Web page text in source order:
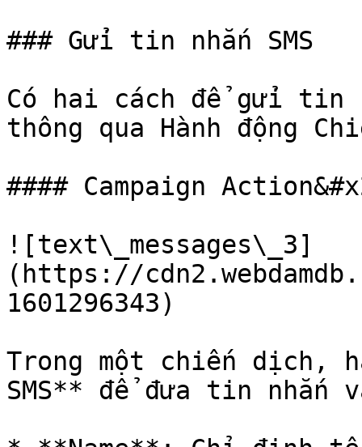
### Gửi tin nhắn SMS
Có hai cách để gửi tin
thông qua Hành động
#### Campaign
![text\_messages\_3]
(https://
1601296343)
Trong một chiến dịch,
SMS** để đưa tin nhắn